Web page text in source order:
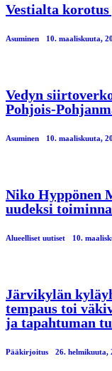
Vestialta
Asuminen 10. maaliskuuta,
Vedyn
Pohjois-
Asuminen 10. maaliskuuta,
Niko Hyppönen
uudeksi
Alueelliset uutiset 10.
Järvikylän
tempaus toi
ja tapahtuman
Pääkirjoitus 26. helmikuuta,